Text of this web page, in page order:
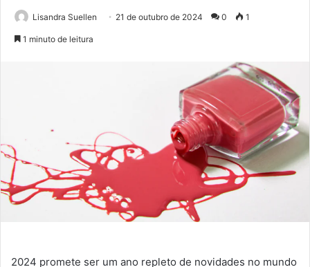
Lisandra Suellen 21 de outubro de 2024 0 1
1 minuto de leitura
2024 promete ser um ano repleto de novidades no mundo